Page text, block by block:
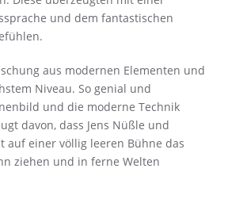
und dem fantastischen
aus modernen Elementen und
Niveau. So genial und
und die moderne Technik
davon, dass Jens Nüßle und
auf einer völlig leeren Bühne das
ziehen und in ferne Welten